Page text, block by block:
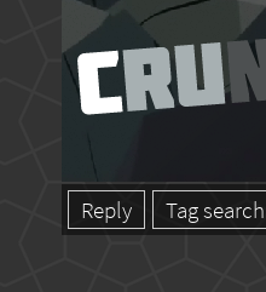
Reply Tag search